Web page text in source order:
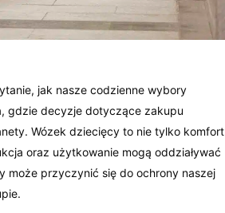
jak nasze codzienne wybory
gdzie decyzje dotyczące zakupu
Wózek dziecięcy to nie tylko komfort
oraz użytkowanie mogą oddziaływać
może przyczynić się do ochrony naszej